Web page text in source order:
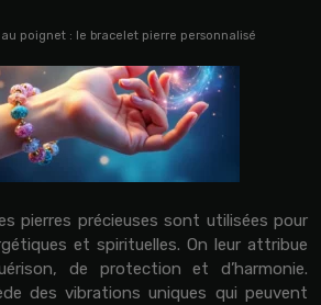
poignet : le bracelet pierre personnalisé
et spirituelles. On leur attribue
de protection et d’harmonie.
des vibrations uniques qui peuvent